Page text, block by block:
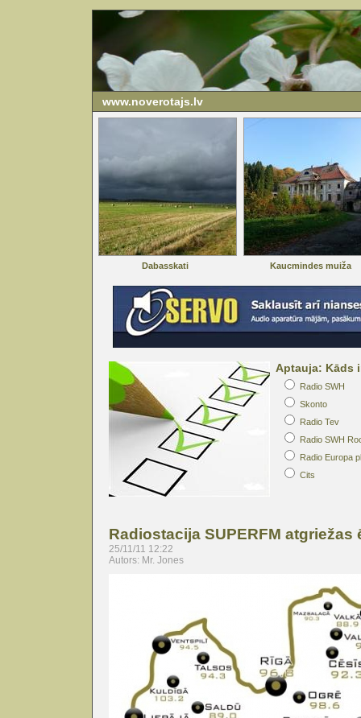
www.noverotajs.lv
Dabasskati Kaucmindes muiža
Aptauja: Kāds
Radio SWH
Skonto
Radio Tev
Radio SWH
Radio Europa
Cits
Radiostacija SUPERFM atgriežas
25/11/11 12:22
Autors: Mr. Jones